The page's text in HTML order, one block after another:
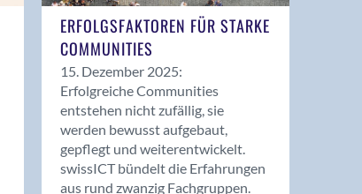
ERFOLGSFAKTOREN FÜR STARKE
COMMUNITIES
15. Dezember 2025:
Erfolgreiche Communities
entstehen nicht zufällig, sie
werden bewusst aufgebaut,
gepflegt und weiterentwickelt.
swissICT bündelt die Erfahrungen
aus rund zwanzig Fachgruppen.